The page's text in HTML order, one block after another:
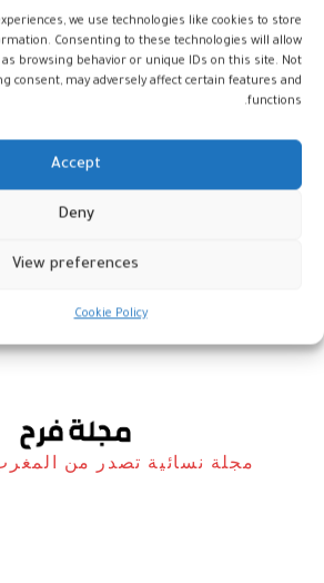
we use technologies like cookies to store
Consenting to these technologies will allow
browsing behavior or unique IDs on this site. Not
consent, may adversely affect certain features and
functions.
Accept
Deny
View preferences
Cookie Policy
مجلة نسائية تصدر من